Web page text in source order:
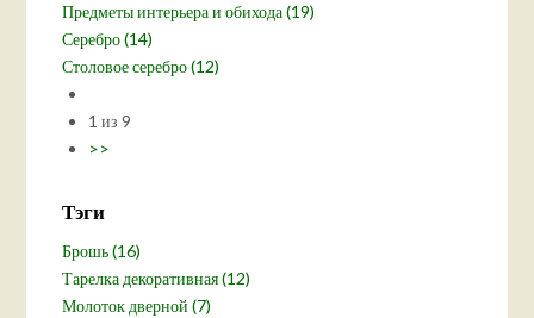
Предметы интерьера и обихода (19)
Серебро (14)
Столовое серебро (12)
1 из 9
>>
Тэги
Брошь (16)
Тарелка декоративная (12)
Молоток дверной (7)